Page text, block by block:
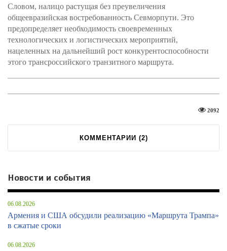
Словом, налицо растущая без преувеличения
общеевразийская востребованность Севморпути. Это
предопределяет необходимость своевременных
технологических и логистических мероприятий,
нацеленных на дальнейший рост конкурентоспособности
этого трансроссийского транзитного маршрута.
2092
КОММЕНТАРИИ (2)
Новости и события
06.08.2026
Армения и США обсудили реализацию «Маршрута Трампа»
в сжатые сроки
06.08.2026